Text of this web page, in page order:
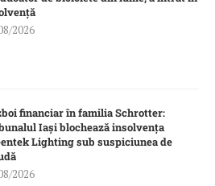
2026
financiar în familia Schrotter:
Iași blochează insolvența
Lighting sub suspiciunea de
2026